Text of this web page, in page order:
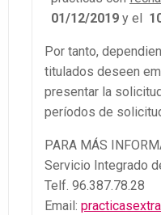
01/12/2019 y el
Por tanto,
titulados deseen
presentar la
períodos de
PARA MÁS
Servicio Integrado
Telf. 96.387.78.28
Email: